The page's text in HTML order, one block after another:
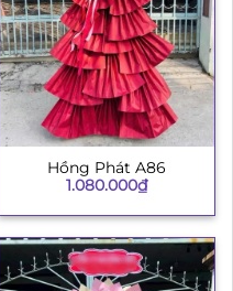
Hồng Phát A86
1.080.000₫